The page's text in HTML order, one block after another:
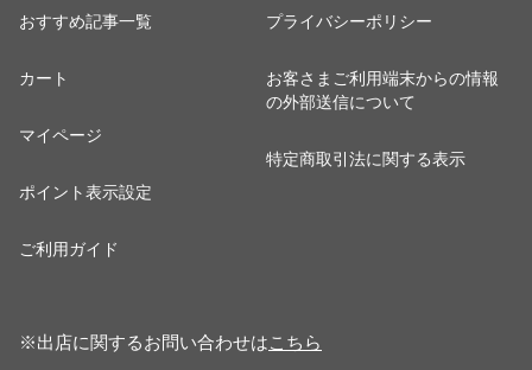
おすすめ記事一覧
カート
マイページ
ポイント表示設定
ご利用ガイド
プライバシーポリシー
お客さまご利用端末からの情報
の外部送信について
特定商取引法に関する表示
※出店に関するお問い合わせはこちら